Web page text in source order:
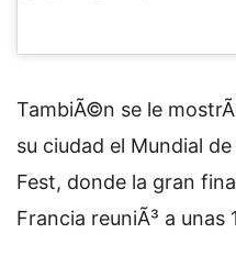
TambiÃ©n se le
su ciudad el Mundial
Fest, donde la gran
Francia reuniÃ³ a unas